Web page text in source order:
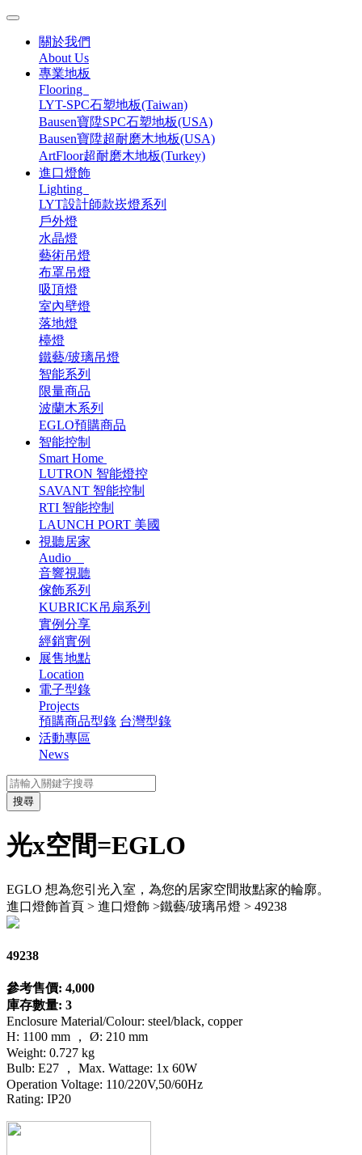
關於我們
About Us
專業地板
Flooring
LYT-SPC石塑地板(Taiwan)
Bausen寶陞SPC石塑地板(USA)
Bausen寶陞超耐磨木地板(USA)
ArtFloor超耐磨木地板(Turkey)
進口燈飾
Lighting
LYT設計師款崁燈系列
戶外燈
水晶燈
藝術吊燈
布罩吊燈
吸頂燈
室內壁燈
落地燈
檯燈
鐵藝/玻璃吊燈
智能系列
限量商品
波蘭木系列
EGLO預購商品
智能控制
Smart Home
LUTRON 智能燈控
SAVANT 智能控制
RTI 智能控制
LAUNCH PORT 美國
視聽居家
Audio
音響視聽
傢飾系列
KUBRICK吊扇系列
實例分享
經銷實例
展售地點
Location
電子型錄
Projects
預購商品型錄 台灣型錄
活動專區
News
搜尋
光x空間=EGLO
EGLO 想為您引光入室，為您的居家空間妝點家的輪廓。
進口燈飾首頁 > 進口燈飾 >鐵藝/玻璃吊燈 > 49238
49238
參考售價: 4,000
庫存數量: 3
Enclosure Material/Colour: steel/black, copper
H: 1100 mm ， Ø: 210 mm
Weight: 0.727 kg
Bulb: E27 ， Max. Wattage: 1x 60W
Operation Voltage: 110/220V,50/60Hz
Rating: IP20